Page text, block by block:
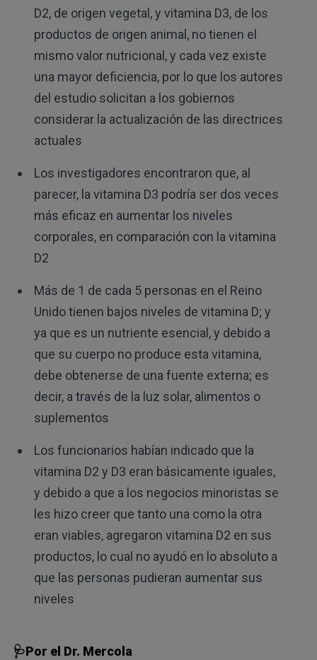
D2, de origen vegetal, y vitamina D3, de los
productos de origen animal, no tienen el
mismo valor nutricional, y cada vez existe
una mayor deficiencia, por lo que los autores
del estudio solicitan a los gobiernos
considerar la actualización de las directrices
actuales
Los investigadores encontraron que, al
parecer, la vitamina D3 podría ser dos veces
más eficaz en aumentar los niveles
corporales, en comparación con la vitamina
D2
Más de 1 de cada 5 personas en el Reino
Unido tienen bajos niveles de vitamina D; y
ya que es un nutriente esencial, y debido a
que su cuerpo no produce esta vitamina,
debe obtenerse de una fuente externa; es
decir, a través de la luz solar, alimentos o
suplementos
Los funcionarios habían indicado que la
vitamina D2 y D3 eran básicamente iguales,
y debido a que a los negocios minoristas se
les hizo creer que tanto una como la otra
eran viables, agregaron vitamina D2 en sus
productos, lo cual no ayudó en lo absoluto a
que las personas pudieran aumentar sus
niveles
🩺Por el Dr. Mercola